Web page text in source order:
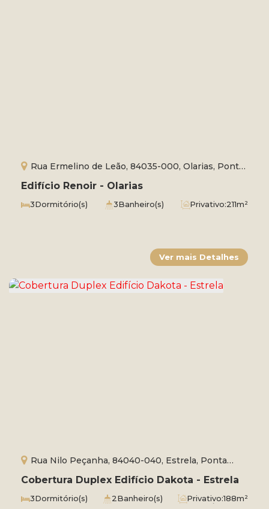
Edifício Renoir - Olarias
Rua Ermelino de Leão, 84035-000, Olarias, Ponta
Grossa, Paraná, Brasil
3Dormitório(s) 3Banheiro(s) Privativo:211m²
Cobertura Duplex Edifício Dakota - Estrela
Rua Nilo Peçanha, 84040-040, Estrela, Ponta
Grossa, Paraná, Brasil
3Dormitório(s) 2Banheiro(s) Privativo:188m²